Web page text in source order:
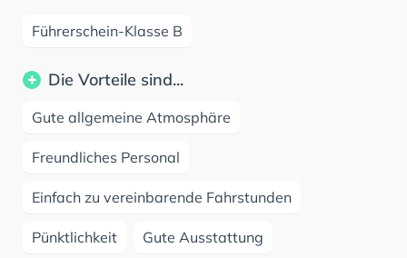
Führerschein-Klasse B
Die Vorteile sind...
Gute allgemeine Atmosphäre
Freundliches Personal
Einfach zu vereinbarende Fahrstunden
Pünktlichkeit Gute Ausstattung